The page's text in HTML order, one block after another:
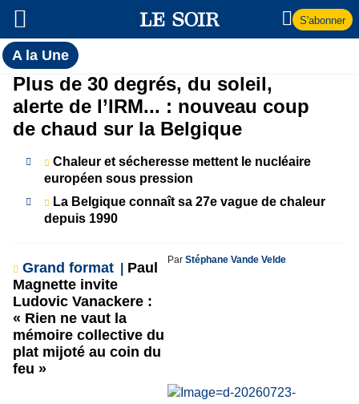
S'abonner
A la UneToutes
l'actualité
du Soir
A
la
Une
Plus de 30 degrés, du soleil,
alerte de l’IRM... : nouveau coup
de chaud sur la Belgique
Chaleur et sécheresse mettent le nucléaire
européen sous pression
La Belgique connaît sa 27e vague de chaleur
depuis 1990
Grand format
Paul
Magnette invite
Ludovic Vanackere :
« Rien ne vaut la
mémoire collective du
plat mijoté au coin du
feu »
Par Stéphane Vande Velde